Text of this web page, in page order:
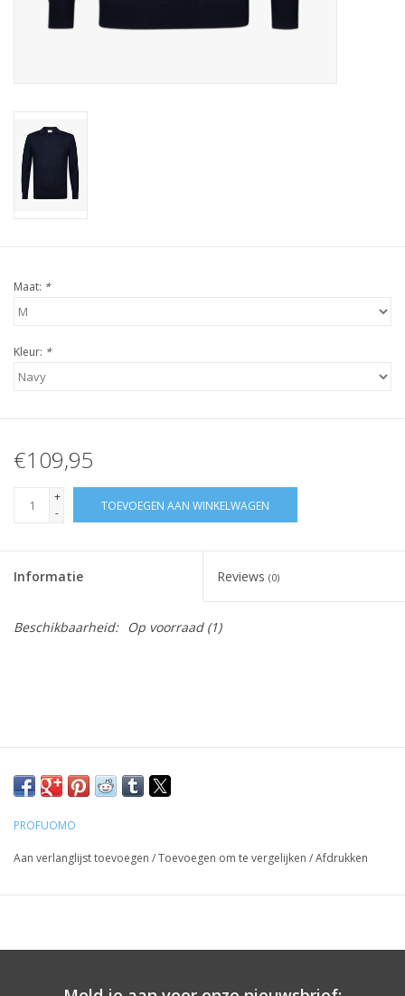
Maat: *
Kleur: *
€109,95
+
-
TOEVOEGEN AAN WINKELWAGEN
Informatie Reviews (0)
Beschikbaarheid: Op voorraad(1)
PROFUOMO
Aan verlanglijst toevoegen /Toevoegen om te vergelijken /Afdrukken